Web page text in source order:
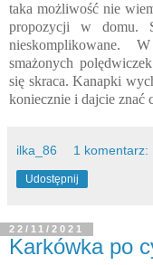
taka możliwość nie
propozycji w domu.
nieskomplikowane.
smażonych
się skraca. Kanapki
koniecznie i dajcie znać
ilka_86 1 komentarz:
Udostępnij
22/11/2021
Karkówka po